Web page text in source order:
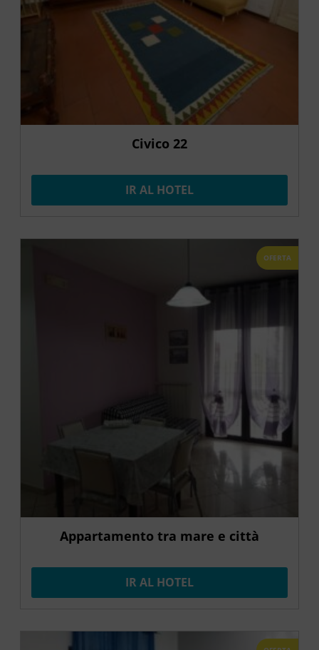
Civico 22
IR AL HOTEL
OFERTA
Appartamento tra mare e città
IR AL HOTEL